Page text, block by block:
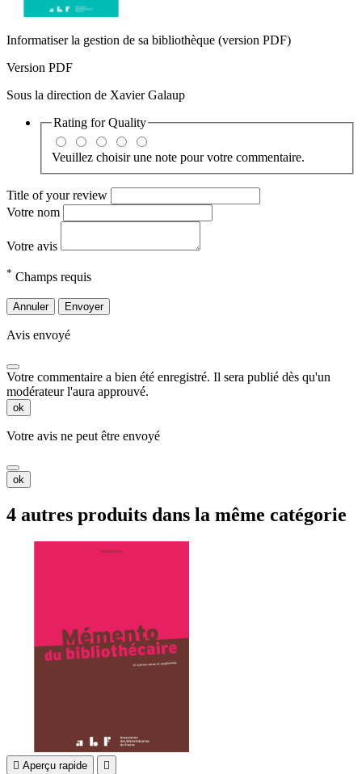
Informatiser la gestion de sa bibliothèque (version PDF)
Version PDF
Sous la direction de Xavier Galaup
Rating forQuality
Veuillez choisir une note pour votre commentaire.
Title of your review
Votre nom
Votre avis
* Champs requis
Annuler Envoyer
Avis envoyé
Votre commentaire a bien été enregistré. Il sera publié dès qu'un
modérateur l'aura approuvé.
ok
Votre avis ne peut être envoyé
ok
4 autres produits dans la même catégorie
 Aperçu rapide 